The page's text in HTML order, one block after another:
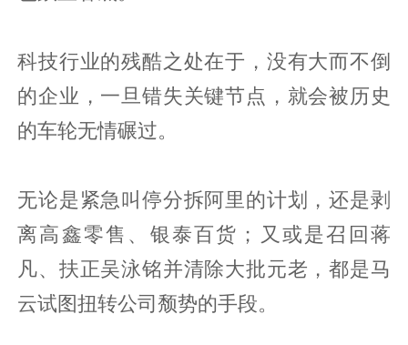
科技行业的残酷之处在于，没有大而不倒
的企业，一旦错失关键节点，就会被历史
的车轮无情碾过。
无论是紧急叫停分拆阿里的计划，还是剥
离高鑫零售、银泰百货；又或是召回蒋
凡、扶正吴泳铭并清除大批元老，都是马
云试图扭转公司颓势的手段。